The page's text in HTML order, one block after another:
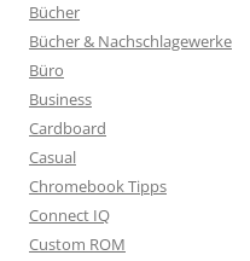
Bücher
Bücher & Nachschlagewerke
Büro
Business
Cardboard
Casual
Chromebook Tipps
Connect IQ
Custom ROM